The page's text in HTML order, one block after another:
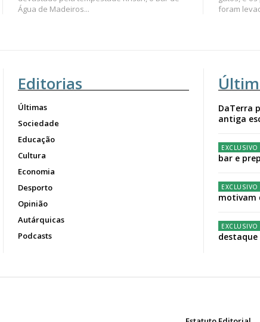
Água de Madeiros...
foram
Editorias
Últimas
Sociedade
Educação
Cultura
Economia
Desporto
Opinião
Autárquicas
Podcasts
DaTerra
antiga
bar e
motivam
destaque